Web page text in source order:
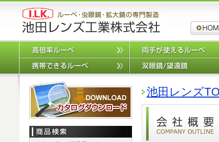
携帯できるルーペ
池田レンズ